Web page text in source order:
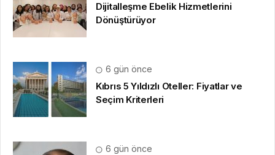
Dijitalleşme Ebelik Hizmetlerini
Dönüştürüyor
6 gün önce
Kıbrıs 5 Yıldızlı Oteller: Fiyatlar ve
Seçim Kriterleri
6 gün önce